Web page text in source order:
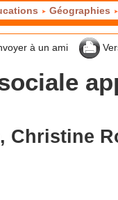
Géographies
à un ami
Christine